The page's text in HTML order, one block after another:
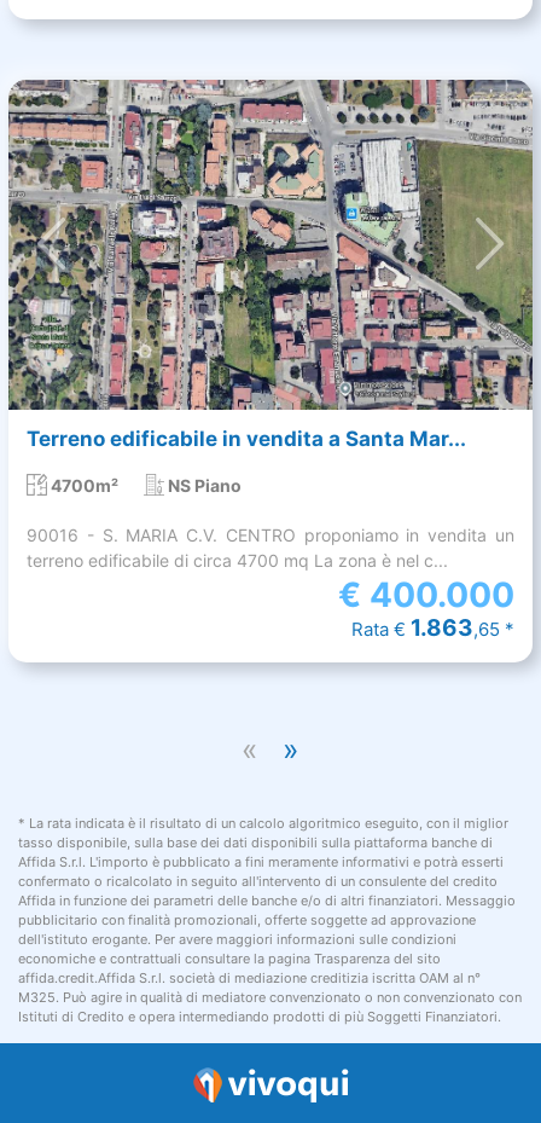
Terreno edificabile in vendita a Santa Mar...
4700m² NS Piano
90016 - S. MARIA C.V. CENTRO proponiamo in vendita un
terreno edificabile di circa 4700 mq La zona è nel c...
€ 400.000
Rata € 1.863,65 *
« »
* La rata indicata è il risultato di un calcolo algoritmico eseguito, con il miglior
tasso disponibile, sulla base dei dati disponibili sulla piattaforma banche di
Affida S.r.l. L'importo è pubblicato a fini meramente informativi e potrà esserti
confermato o ricalcolato in seguito all'intervento di un consulente del credito
Affida in funzione dei parametri delle banche e/o di altri finanziatori. Messaggio
pubblicitario con finalità promozionali, offerte soggette ad approvazione
dell'istituto erogante. Per avere maggiori informazioni sulle condizioni
economiche e contrattuali consultare la pagina Trasparenza del sito
affida.credit.Affida S.r.l. società di mediazione creditizia iscritta OAM al n°
M325. Può agire in qualità di mediatore convenzionato o non convenzionato con
Istituti di Credito e opera intermediando prodotti di più Soggetti Finanziatori.